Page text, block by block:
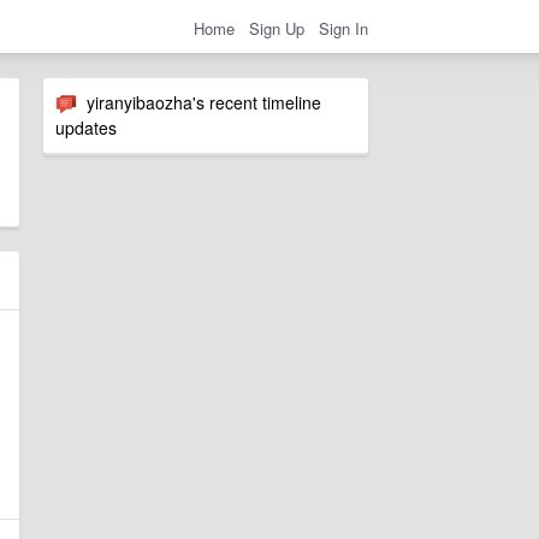
Home Sign Up Sign In
yiranyibaozha's recent timeline
updates